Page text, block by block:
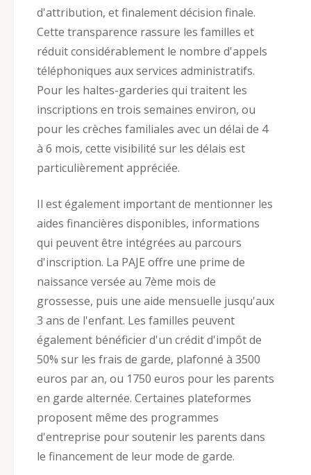
d'attribution, et finalement décision finale.
Cette transparence rassure les familles et
réduit considérablement le nombre d'appels
téléphoniques aux services administratifs.
Pour les haltes-garderies qui traitent les
inscriptions en trois semaines environ, ou
pour les crèches familiales avec un délai de 4
à 6 mois, cette visibilité sur les délais est
particulièrement appréciée.
Il est également important de mentionner les
aides financières disponibles, informations
qui peuvent être intégrées au parcours
d'inscription. La PAJE offre une prime de
naissance versée au 7ème mois de
grossesse, puis une aide mensuelle jusqu'aux
3 ans de l'enfant. Les familles peuvent
également bénéficier d'un crédit d'impôt de
50% sur les frais de garde, plafonné à 3500
euros par an, ou 1750 euros pour les parents
en garde alternée. Certaines plateformes
proposent même des programmes
d'entreprise pour soutenir les parents dans
le financement de leur mode de garde.